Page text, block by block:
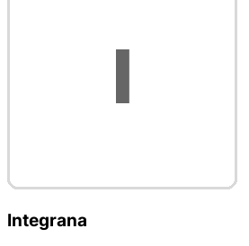
Integrana